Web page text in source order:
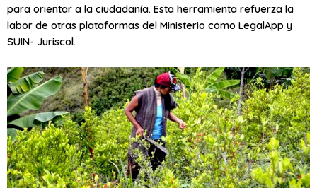
para orientar a la ciudadanía. Esta herramienta refuerza la
labor de otras plataformas del Ministerio como LegalApp y
SUIN- Juriscol.